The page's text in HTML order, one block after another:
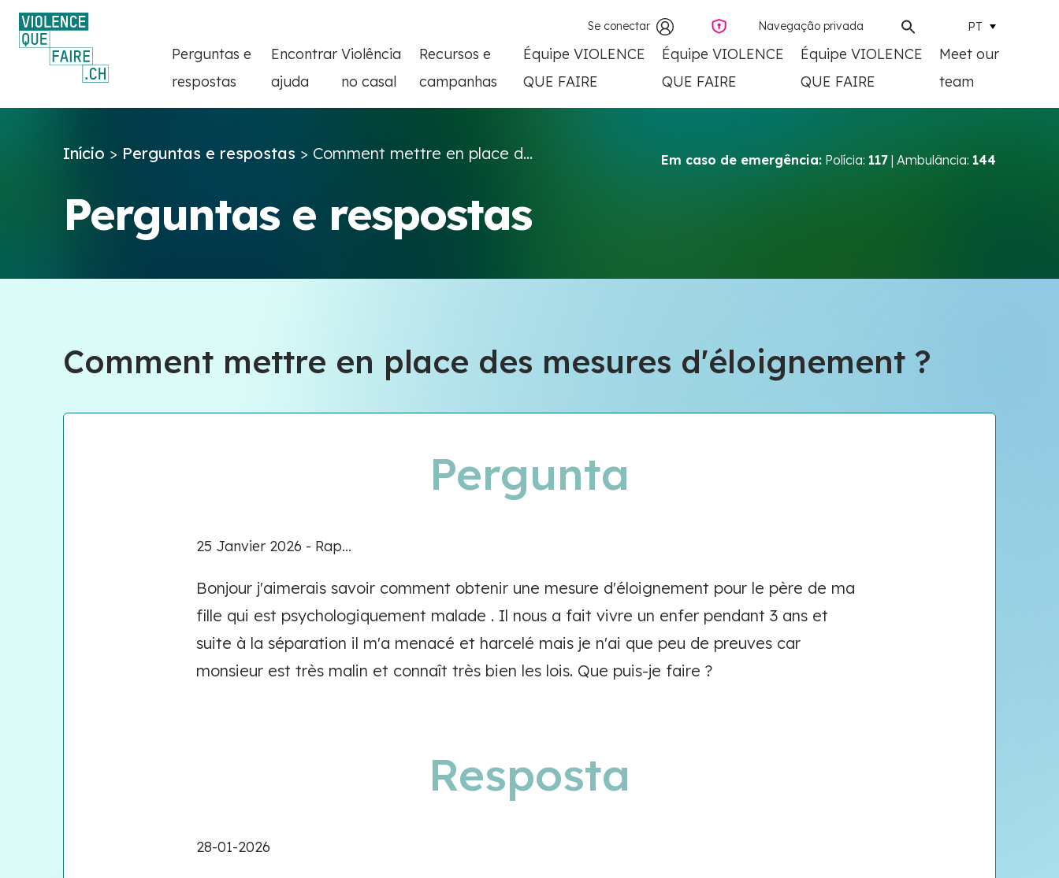
Se conectar Navegação privada PT
Perguntas e
respostas
Encontrar
ajuda
Violência
no casal
Recursos e
campanhas
Équipe VIOLENCE
QUE FAIRE
Équipe VIOLENCE
QUE FAIRE
Équipe VIOLENCE
QUE FAIRE
Meet our
team
Início > Perguntas e respostas > Comment mettre en place d... Em caso de emergência: Polícia: 117 | Ambulância: 144
Perguntas e respostas
Comment mettre en place des mesures d'éloignement ?
Pergunta
25 Janvier 2026 - Rap...
Bonjour j'aimerais savoir comment obtenir une mesure d'éloignement pour le père de ma
fille qui est psychologiquement malade . Il nous a fait vivre un enfer pendant 3 ans et
suite à la séparation il m'a menacé et harcelé mais je n'ai que peu de preuves car
monsieur est très malin et connaît très bien les lois. Que puis-je faire ?
Resposta
28-01-2026